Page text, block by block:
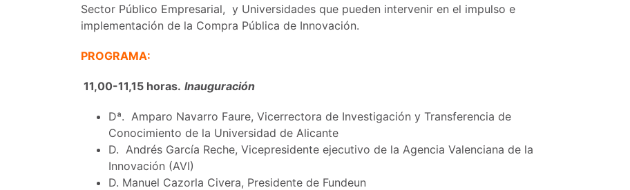
Sector Público Empresarial, y Universidades que pueden intervenir en el impulso e
implementación de la Compra Pública de Innovación.
PROGRAMA:
11,00-11,15 horas. Inauguración
Dª. Amparo Navarro Faure, Vicerrectora de Investigación y Transferencia de
Conocimiento de la Universidad de Alicante
D. Andrés García Reche, Vicepresidente ejecutivo de la Agencia Valenciana de la
Innovación (AVI)
D. Manuel Cazorla Civera, Presidente de Fundeun